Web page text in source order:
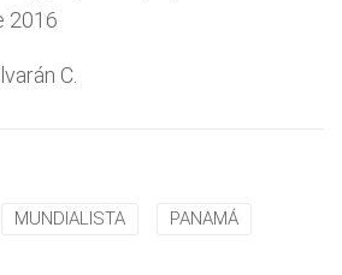
2016
C.
MUNDIALISTA PANAMÁ